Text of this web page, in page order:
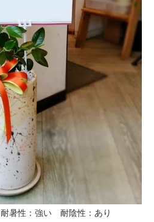
暑性：強い 耐陰性：あり